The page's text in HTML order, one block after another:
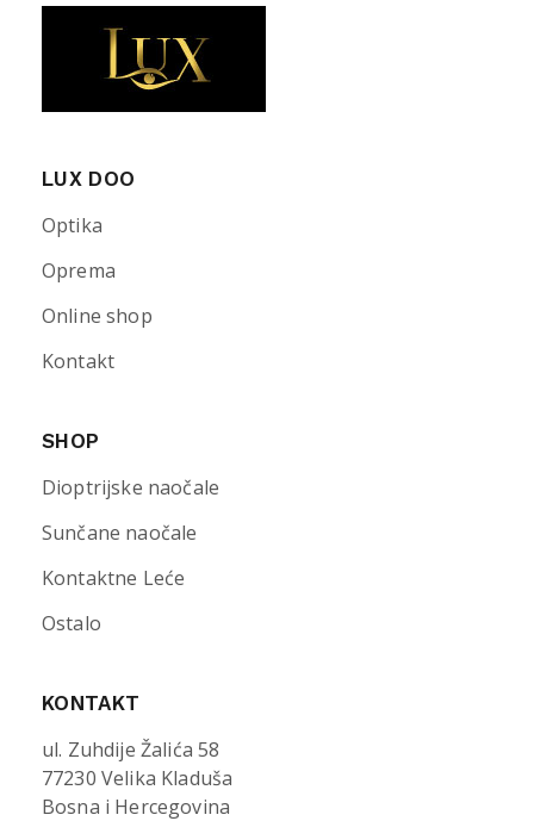
LUX DOO
Optika
Oprema
Online shop
Kontakt
SHOP
Dioptrijske naočale
Sunčane naočale
Kontaktne Leće
Ostalo
KONTAKT
ul. Zuhdije Žalića 58
77230 Velika Kladuša
Bosna i Hercegovina